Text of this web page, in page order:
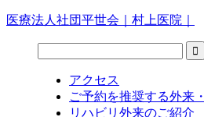
医療法人社団平世会｜村上医院｜
アクセス
ご予約を推奨する外来
リハビリ外来のご紹介